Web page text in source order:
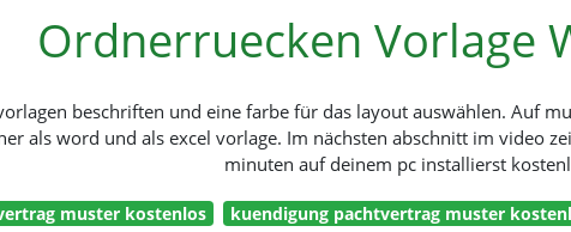
Ordnerruecken Vorlage
beschriften und eine farbe für das layout auswählen. Auf
als word und als excel vorlage. Im nächsten abschnitt im video
minuten auf deinem pc installierst
muster kostenlos kuendigung pachtvertrag muster